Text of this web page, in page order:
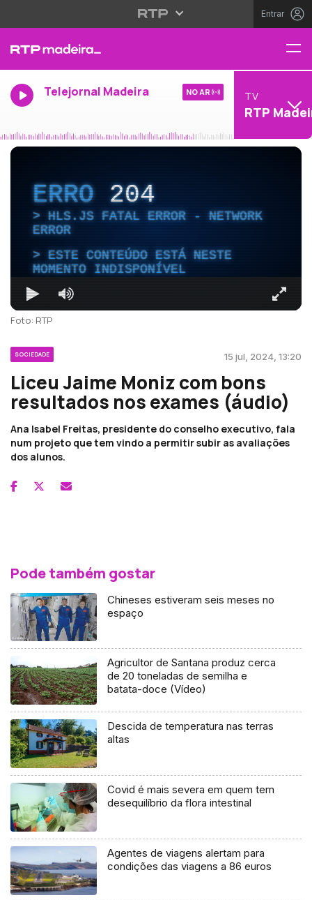
Entrar
Telejornal Madeira NO AR TV
RTP
ERRO204
HLS.JS FATAL ERROR - NETWORK
ERROR
ESTE CONTEÚDO ESTÁ NESTE
MOMENTO INDISPONÍVEL
Foto: RTP
SOCIEDADE 15 jul, 2024, 13:20
Liceu Jaime Moniz com bons
resultados nos exames (áudio)
Ana Isabel Freitas, presidente do conselho executivo, fala
num projeto que tem vindo a permitir subir as avaliações
dos alunos.
Pode também gostar
Chineses estiveram seis meses no
espaço
Agricultor de Santana produz cerca
de 20 toneladas de semilha e
batata-doce (Vídeo)
Descida de temperatura nas terras
altas
Covid é mais severa em quem tem
desequilíbrio da flora intestinal
Agentes de viagens alertam para
condições das viagens a 86 euros